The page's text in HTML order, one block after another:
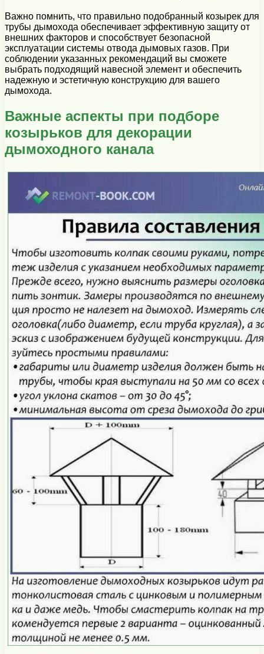
Важно помнить, что правильно подобранный козырек для
трубы дымохода обеспечивает эффективную защиту от
внешних факторов и способствует безопасной
эксплуатации системы отвода дымовых газов. При
соблюдении указанных рекомендаций вы сможете
выбрать подходящий навесной элемент и обеспечить
надежную и эстетичную конструкцию для вашего
дымохода.
Важные аспекты при подборе
козырьков для декорации
дымоходного канала